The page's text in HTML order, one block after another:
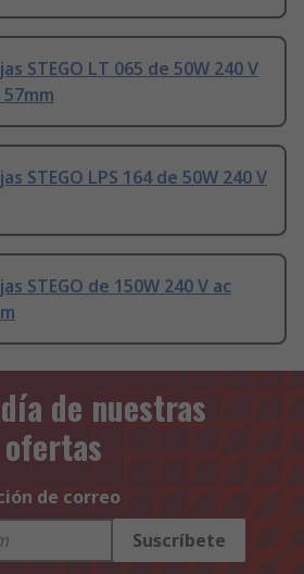
STEGO LT 065 de 50W 240 V
57mm
STEGO LPS 164 de 50W 240 V
STEGO de 150W 240 V ac
de nuestras
ofertas
de correo
Suscríbete